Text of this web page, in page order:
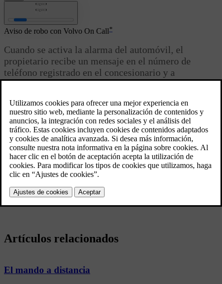
Iniciar sesión
Actualizado 03/02/2025
Aviso de robo con Volvo On Call*
Cuando se activa la alarma del automóvil, el
propietario recibe un mensaje en el número de
teléfono registrado en el concesionario y a
continuación un aviso automático en la aplicación
Si desconoce la ubicación de su vehículo, le aconsejamos que se
comunique con el centro de servicio Volvo On Call a través de la
aplicación Volvo Cars. Si se revela que el automóvil está siendo
utilizado por una persona no autorizada, podrá iniciarse su
localización. Entonces se conecta con la policía.
Si la alarma se desconecta con ayuda de la llave, el servicio se
interrumpe.
Artículos relacionados
El mando a distancia